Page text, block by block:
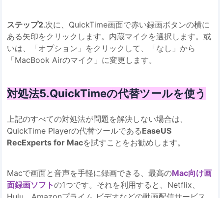
ステップ2.次に、QuickTime画面で赤い録画ボタンの横に
ある矢印をクリックします。内蔵マイクを選択します。或
いは、「オプション」をクリックして、「なし」から
「MacBook Airのマイク」に変更します。
対処法5.QuickTimeの代替ツールを使う
上記のすべての対処法が問題を解決しない場合は、
QuickTime Playerの代替ツールであるEaseUS
RecExperts for Macを試すことをお勧めします。
Macで画面と音声を手軽に録画できる、最高のMac向け画
面録画ソフトの1つです。それを利用すると、Netflix、